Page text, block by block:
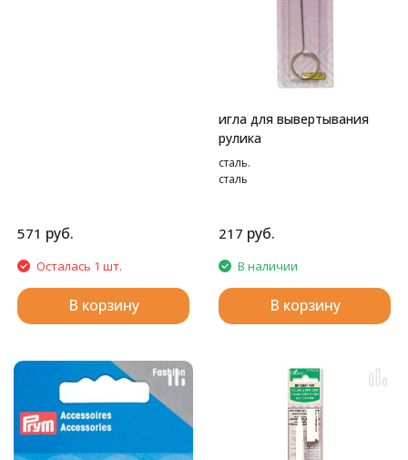
571 руб.
Осталась 1 шт.
В корзину
игла для вывертывания
рулика
сталь.
сталь
217 руб.
В наличии
В корзину